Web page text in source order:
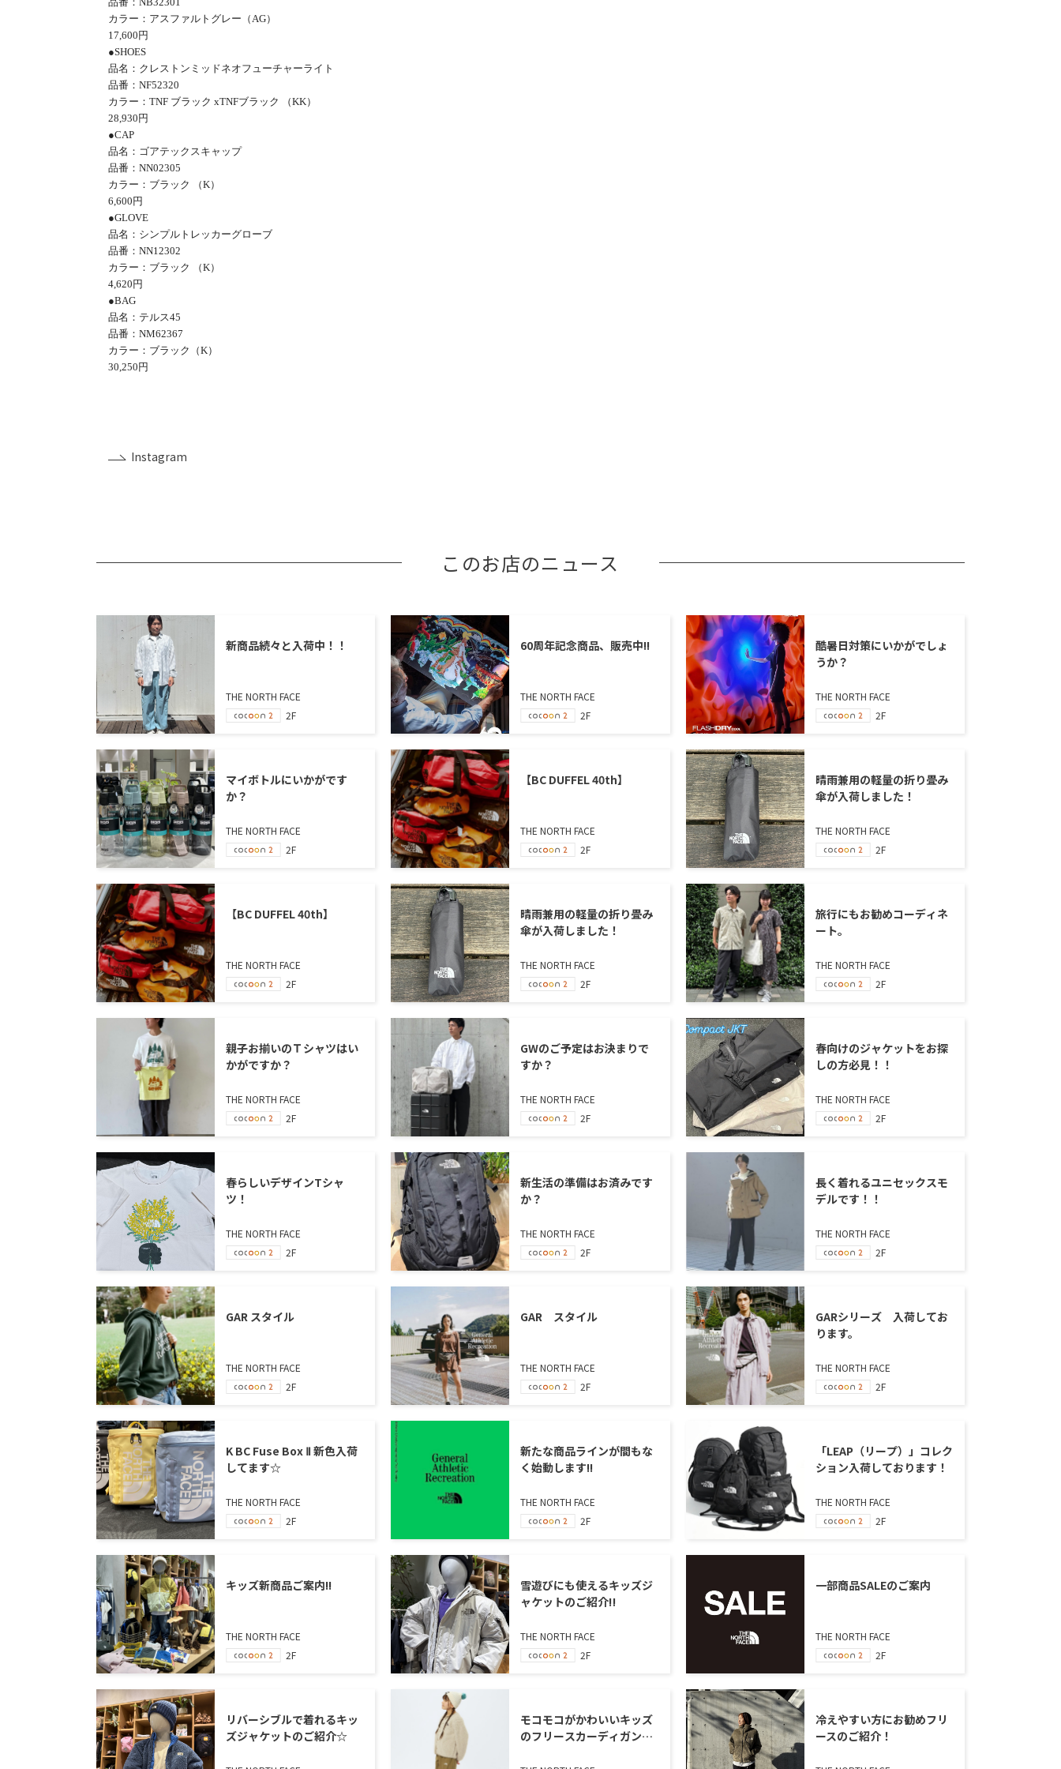
カラー：アスファルトグレー（AG）
17,600円
●SHOES
品名：クレストンミッドネオフューチャーライト
品番： NF52320
カラー： TNF ブラック xTNFブラック （KK）
28,930円
●CAP
品名：ゴアテックスキャップ
品番： NN02305
カラー：ブラック
（K）
6,600円
●GLOVE
品名：シンプルトレッカーグローブ
品番： NN12302
カラー：ブラック
（K）
4,620円
●BAG
品名：テルス45
品番： NM62367
カラー：ブラック（K）
30,250円
Instagram
このお店のニュース
新商品続々と入荷中！！
THE NORTH FACE
2F
60周年記念商品、販売中!!
THE NORTH FACE
2F
酷暑日対策にいかがでしょ
うか？
THE NORTH FACE
2F
マイボトルにいかがです
か？
THE NORTH FACE
2F
【BC DUFFEL 40th】
THE NORTH FACE
2F
晴雨兼用の軽量の折り畳み
傘が入荷しました！
THE NORTH FACE
2F
【BC DUFFEL 40th】
THE NORTH FACE
2F
晴雨兼用の軽量の折り畳み
傘が入荷しました！
THE NORTH FACE
2F
旅行にもお勧めコーディネ
ート。
THE NORTH FACE
2F
親子お揃いのＴシャツはい
かがですか？
THE NORTH FACE
2F
GWのご予定はお決まりで
すか？
THE NORTH FACE
2F
春向けのジャケットをお探
しの方必見！！
THE NORTH FACE
2F
春らしいデザインTシャ
ツ！
THE NORTH FACE
2F
新生活の準備はお済みです
か？
THE NORTH FACE
2F
長く着れるユニセックスモ
デルです！！
THE NORTH FACE
2F
GAR スタイル
THE NORTH FACE
2F
GAR スタイル
THE NORTH FACE
2F
GARシリーズ 入荷してお
ります。
THE NORTH FACE
2F
K BC Fuse Box Ⅱ 新色入荷
してます☆
THE NORTH FACE
2F
新たな商品ラインが間もな
く始動します!!
THE NORTH FACE
2F
「LEAP（リープ）」コレク
ション入荷しております！
THE NORTH FACE
2F
キッズ新商品ご案内!!
THE NORTH FACE
2F
雪遊びにも使えるキッズジ
ャケットのご紹介‼
THE NORTH FACE
2F
一部商品SALEのご案内
THE NORTH FACE
2F
リバーシブルで着れるキッ
ズジャケットのご紹介☆
モコモコがかわいいキッズ
のフリースカーディガンの
冷えやすい方にお勧めフリ
ースのご紹介！